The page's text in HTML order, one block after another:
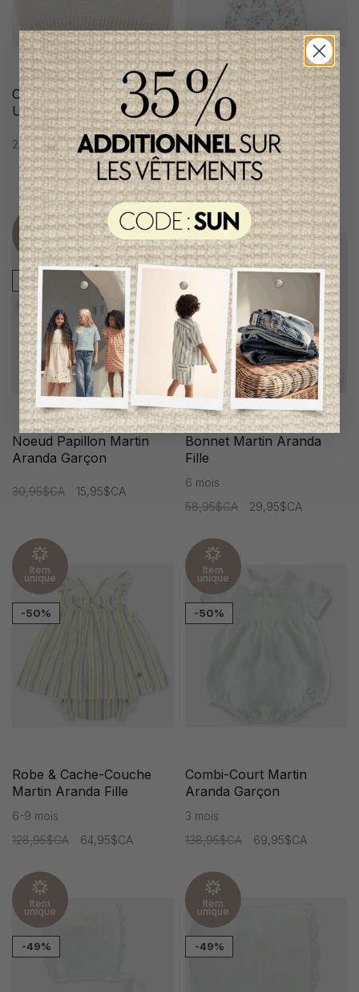
Chapeau Martin Aranda
Unisexe
24,95$CA
Combi-Long Martin
Aranda Fille
164,95$CA 82,95$CA
Item
unique
-48%
Noeud Papillon Martin
Aranda Garçon
30,95$CA 15,95$CA
Item
unique
Bonnet Martin Aranda
Fille
6 mois
58,95$CA
29,95$CA
Item
unique
-50%
Robe & Cache-Couche
Martin Aranda Fille
6-9 mois
128,95$CA
64,95$CA
Item
unique
-50%
Combi-Court Martin
Aranda Garçon
3 mois
138,95$CA
69,95$CA
Item
unique
-49%
Item
unique
-49%